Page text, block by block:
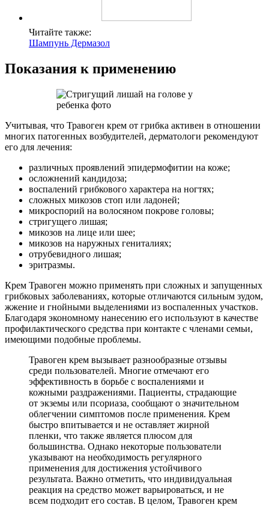
Читайте также:
Шампунь Дермазол
Показания к применению
Учитывая, что Травоген крем от грибка активен в отношении
многих патогенных возбудителей, дерматологи рекомендуют
его для лечения:
различных проявлений эпидермофитии на коже;
осложнений кандидоза;
воспалений грибкового характера на ногтях;
сложных микозов стоп или ладоней;
микроспорий на волосяном покрове головы;
стригущего лишая;
микозов на лице или шее;
микозов на наружных гениталиях;
отрубевидного лишая;
эритразмы.
Крем Травоген можно применять при сложных и запущенных
грибковых заболеваниях, которые отличаются сильным зудом,
жжение и гнойными выделениями из воспаленных участков.
Благодаря экономному нанесению его используют в качестве
профилактического средства при контакте с членами семьи,
имеющими подобные проблемы.
Травоген крем вызывает разнообразные отзывы
среди пользователей. Многие отмечают его
эффективность в борьбе с воспалениями и
кожными раздражениями. Пациенты, страдающие
от экземы или псориаза, сообщают о значительном
облегчении симптомов после применения. Крем
быстро впитывается и не оставляет жирной
пленки, что также является плюсом для
большинства. Однако некоторые пользователи
указывают на необходимость регулярного
применения для достижения устойчивого
результата. Важно отметить, что индивидуальная
реакция на средство может варьироваться, и не
всем подходит его состав. В целом, Травоген крем